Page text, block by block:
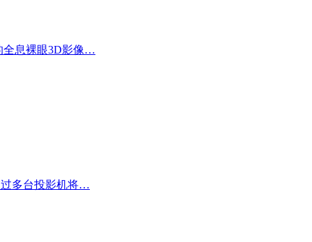
全息裸眼3D影像…
过多台投影机将…